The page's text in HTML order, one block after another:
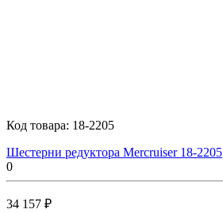
Код товара: 18-2205
Шестерни редуктора Mercruiser 18-2205
0
34 157 ₽